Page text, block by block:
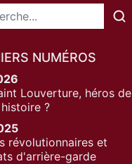
principal
NUMÉROS
Louverture, héros de
?
révolutionnaires et
d'arrière-garde